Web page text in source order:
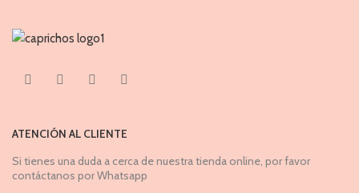
ATENCIÓN AL CLIENTE
Si tienes una duda a cerca de nuestra tienda online, por favor
contáctanos por Whatsapp